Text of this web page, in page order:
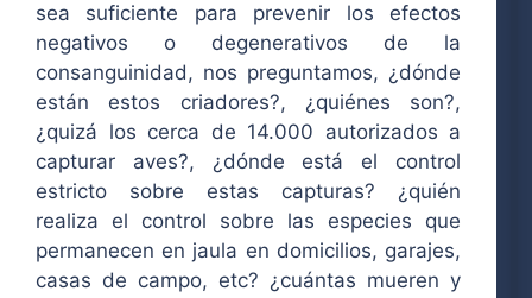
sea suficiente para prevenir los efectos
negativos o degenerativos de la
consanguinidad, nos preguntamos, ¿dónde
están estos criadores?, ¿quiénes son?,
¿quizá los cerca de 14.000 autorizados a
capturar aves?, ¿dónde está el control
estricto sobre estas capturas? ¿quién
realiza el control sobre las especies que
permanecen en jaula en domicilios, garajes,
casas de campo, etc? ¿cuántas mueren y